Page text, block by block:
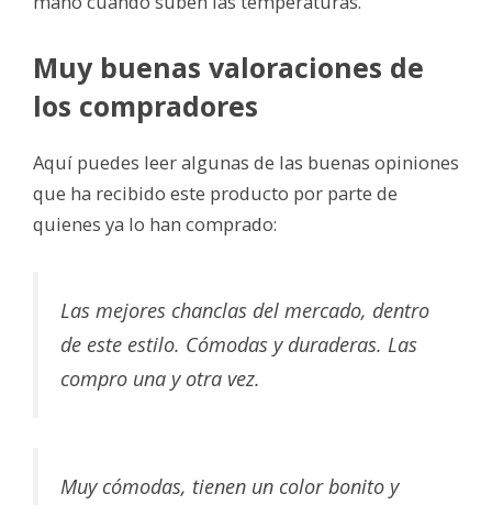
Muy buenas valoraciones de
los compradores
Aquí puedes leer algunas de las buenas opiniones
que ha recibido este producto por parte de
quienes ya lo han comprado:
Las mejores chanclas del mercado, dentro
de este estilo. Cómodas y duraderas. Las
compro una y otra vez.
Muy cómodas, tienen un color bonito y